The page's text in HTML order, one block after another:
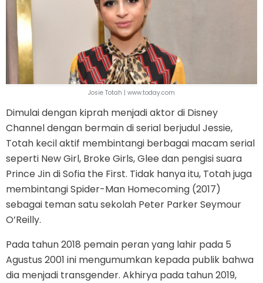
Josie Totah | www.today.com
Dimulai dengan kiprah menjadi aktor di Disney
Channel dengan bermain di serial berjudul Jessie,
Totah kecil aktif membintangi berbagai macam serial
seperti New Girl, Broke Girls, Glee dan pengisi suara
Prince Jin di Sofia the First. Tidak hanya itu, Totah juga
membintangi Spider-Man Homecoming (2017)
sebagai teman satu sekolah Peter Parker Seymour
O’Reilly.
Pada tahun 2018 pemain peran yang lahir pada 5
Agustus 2001 ini mengumumkan kepada publik bahwa
dia menjadi transgender. Akhirya pada tahun 2019,